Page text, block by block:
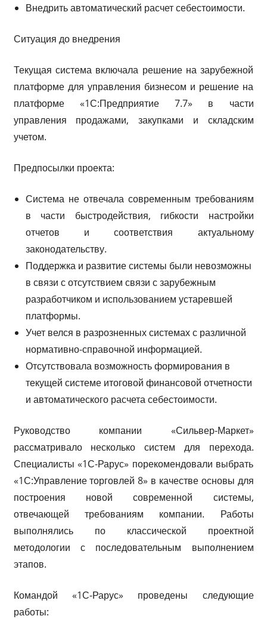
Внедрить автоматический расчет себестоимости.
Ситуация до внедрения
Текущая система включала решение на зарубежной
платформе для управления бизнесом и решение на
платформе «1С:Предприятие 7.7» в части
управления продажами, закупками и складским
учетом.
Предпосылки проекта:
Система не отвечала современным требованиям
в части быстродействия, гибкости настройки
отчетов и соответствия актуальному
законодательству.
Поддержка и развитие системы были невозможны
в связи с отсутствием связи с зарубежным
разработчиком и использованием устаревшей
платформы.
Учет велся в разрозненных системах с различной
нормативно-справочной информацией.
Отсутствовала возможность формирования в
текущей системе итоговой финансовой отчетности
и автоматического расчета себестоимости.
Руководство компании «Сильвер-Маркет»
рассматривало несколько систем для перехода.
Специалисты «1С-Рарус» порекомендовали выбрать
«1С:Управление торговлей 8» в качестве основы для
построения новой современной системы,
отвечающей требованиям компании. Работы
выполнялись по классической проектной
методологии с последовательным выполнением
этапов.
Командой «1С-Рарус» проведены следующие
работы: